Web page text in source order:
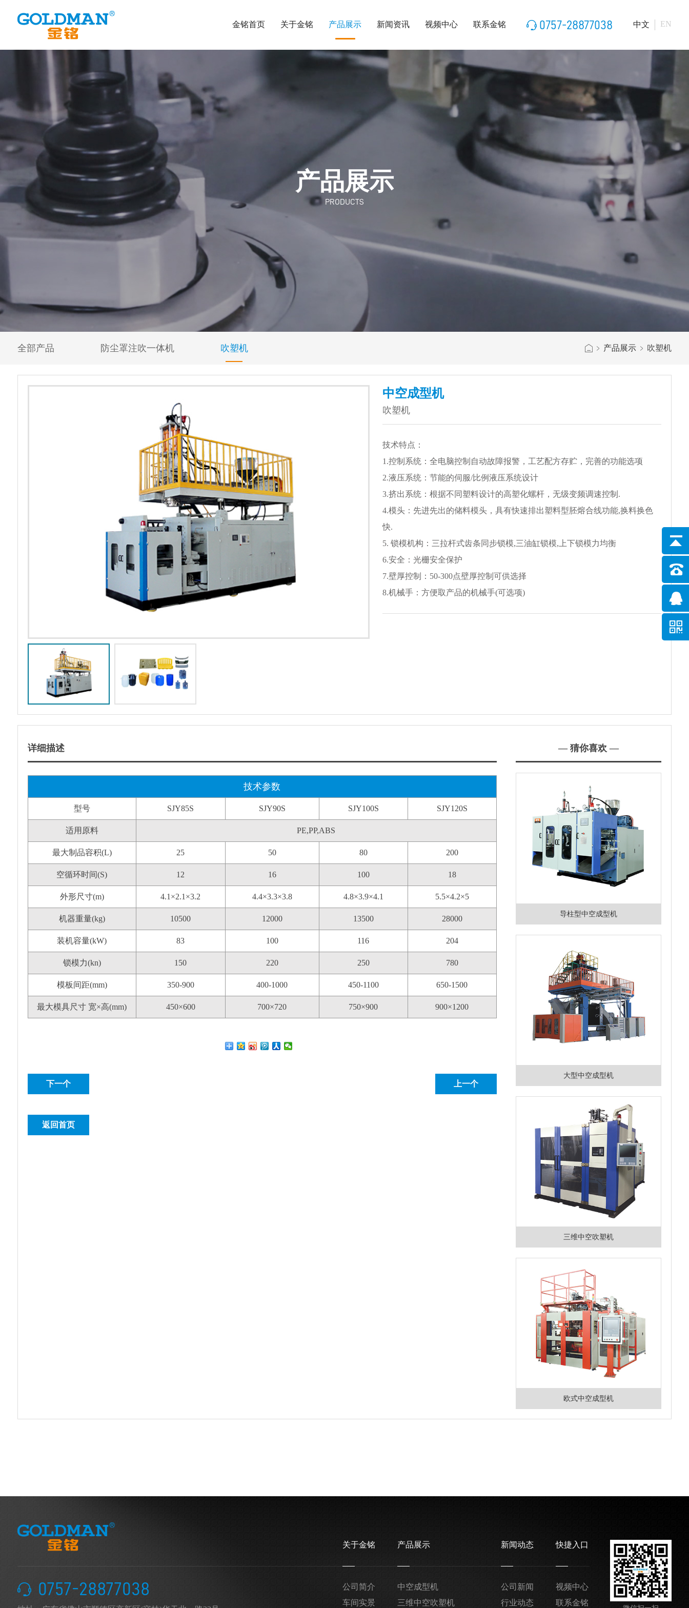
金铭首页 关于金铭 产品展示 新闻资讯 视频中心 联系金铭 0757-28877038 中文 EN
产品展示
PRODUCTS
全部产品 防尘罩注吹一体机 吹塑机 产品展示 吹塑机
中空成型机
吹塑机
技术特点：
1.控制系统：全电脑控制自动故障报警，工艺配方存贮，完善的功能选项
2.液压系统：节能的伺服/比例液压系统设计
3.挤出系统：根据不同塑料设计的高塑化螺杆，无级变频调速控制.
4.模头：先进先出的储料模头，具有快速排出塑料型胚熔合线功能,换料换色
快.
5. 锁模机构：三拉杆式齿条同步锁模,三油缸锁模,上下锁模力均衡
6.安全：光栅安全保护
7.壁厚控制：50-300点壁厚控制可供选择
8.机械手：方便取产品的机械手(可选项)
详细描述
技术参数
型号 SJY85S SJY90S SJY100S SJY120S
适用原料 PE,PP,ABS
最大制品容积(L) 25 50 80 200
空循环时间(S) 12 16 100 18
外形尺寸(m) 4.1×2.1×3.2 4.4×3.3×3.8 4.8×3.9×4.1 5.5×4.2×5
机器重量(kg) 10500 12000 13500 28000
装机容量(kW) 83 100 116 204
锁模力(kn) 150 220 250 780
模板间距(mm) 350-900 400-1000 450-1100 650-1500
最大模具尺寸 宽×高(mm) 450×600 700×720 750×900 900×1200
下一个 上一个
返回首页
— 猜你喜欢 —
导柱型中空成型机
大型中空成型机
三维中空吹塑机
欧式中空成型机
0757-28877038
关于金铭
公司简介
车间实景
产品展示
中空成型机
三维中空吹塑机
新闻动态
公司新闻
行业动态
快捷入口
视频中心
联系金铭